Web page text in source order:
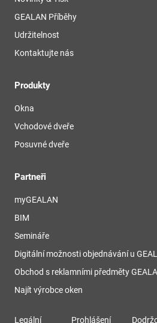
GEALAN Příběhy
Udržitelnost
Kontaktujte nás
Produkty
Okna
Vchodové dveře
Posuvné dveře
Partneři
myGEALAN
BIM
Semináře
Digitální možnosti objednávání u
Obchod s reklamními předměty
Najít výrobce oken
Legální Prohlášení